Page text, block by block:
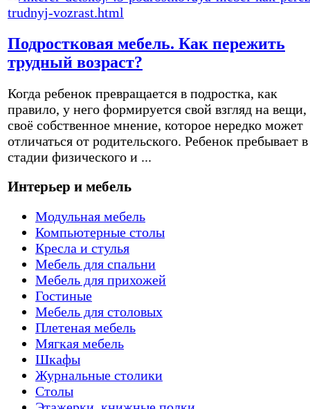
Подростковая мебель. Как пережить
трудный возраст?
Когда ребенок превращается в подростка, как
правило, у него формируется свой взгляд на вещи,
своё собственное мнение, которое нередко может
отличаться от родительского. Ребенок пребывает в
стадии физического и ...
Интерьер и мебель
Модульная мебель
Компьютерные столы
Кресла и стулья
Мебель для спальни
Мебель для прихожей
Гостиные
Мебель для столовых
Плетеная мебель
Мягкая мебель
Шкафы
Журнальные столики
Столы